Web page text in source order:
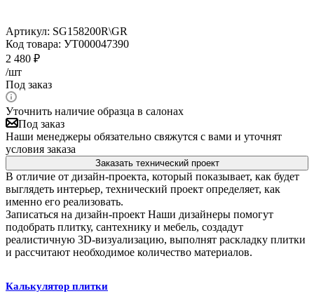
Артикул: SG158200R\GR
Код товара: УТ000047390
2 480 ₽
/шт
Под заказ
Уточнить наличие образца в салонах
Под заказ
Наши менеджеры обязательно свяжутся с вами и уточнят
условия заказа
Заказать технический проект
В отличие от дизайн-проекта, который показывает, как будет
выглядеть интерьер, технический проект определяет, как
именно его реализовать.
Записаться на дизайн-проект Наши дизайнеры помогут
подобрать плитку, сантехнику и мебель, создадут
реалистичную 3D-визуализацию, выполнят раскладку плитки
и рассчитают необходимое количество материалов.
Калькулятор плитки